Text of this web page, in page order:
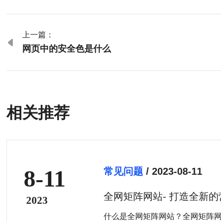

上一篇：
网页中的安全色是什么
相关推荐
8-11
2023
常见问题/ 2023-08-11
全网矩阵网站- 打造全新
什么是全网矩阵网站？全网矩阵